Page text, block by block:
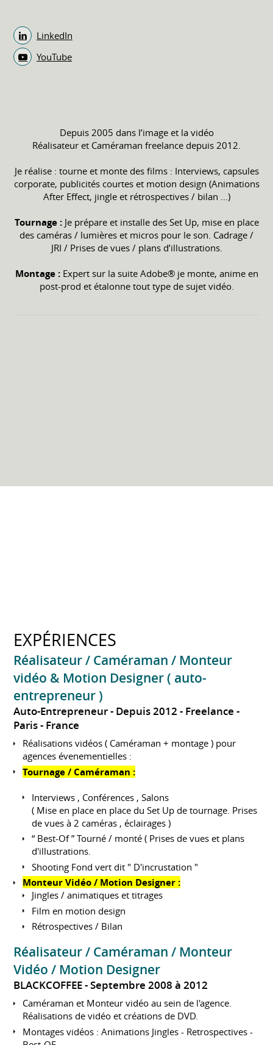
LinkedIn
YouTube
Depuis 2005 dans l’image et la vidéo
Réalisateur et Caméraman freelance depuis 2012.
Je réalise : tourne et monte des films : Interviews, capsules
corporate, publicités courtes et motion design (Animations
After Effect, jingle et rétrospectives / bilan ...)
Tournage :Je prépare et installe des Set Up, mise en place
des caméras / lumières et micros pour le son. Cadrage /
JRI / Prises de vues / plans d’illustrations.
Montage :Expert sur la suite Adobe® je monte, anime en
post-prod et étalonne tout type de sujet vidéo.
EXPÉRIENCES
Réalisateur / Caméraman / Monteur
vidéo & Motion Designer ( auto-
entrepreneur )
Auto-Entrepreneur Depuis 2012 Freelance
Paris
France
Réalisations vidéos ( Caméraman + montage ) pour
agences évenementielles :
Tournage / Caméraman :
Interviews , Conférences , Salons
( Mise en place en place du Set Up de tournage. Prises
de vues à 2 caméras , éclairages )
“ Best-Of ” Tourné / monté ( Prises de vues et plans
d'illustrations.
Shooting Fond vert dit " D'incrustation "
Monteur Vidéo / Motion Designer :
Jingles / animatiques et titrages
Film en motion design
Rétrospectives / Bilan
Réalisateur / Caméraman / Monteur
Vidéo / Motion Designer
BLACKCOFFEE Septembre 2008 à 2012
Caméraman et Monteur vidéo au sein de l'agence.
Réalisations de vidéo et créations de DVD.
Montages vidéos : Animations Jingles - Retrospectives -